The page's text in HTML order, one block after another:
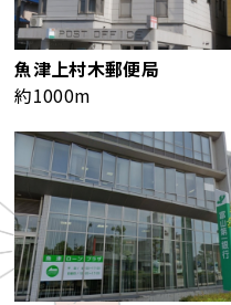
魚津上村木郵便局
約1000m